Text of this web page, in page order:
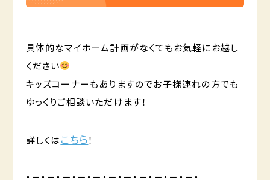
具体的なマイホーム計画がなくてもお気軽にお越し
ください
キッズコーナーもありますのでお子様連れの方でも
ゆっくりご相談いただけます！
詳しくはこちら！
・－・－・－・－・－・－・－・－・－・－・－・